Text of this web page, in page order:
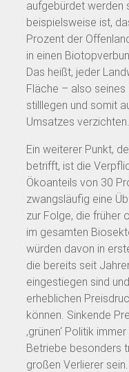
aufgebürdet werden
beispielsweise ist,
Prozent der
in einen
Das heißt, jeder
Fläche – also
stilllegen und somit
Umsatzes verzichten.
Ein weiterer Punkt,
betrifft, ist die
Ökoanteils von 30
zwangsläufig eine
zur Folge, die früher
im gesamten
würden davon in
die bereits seit
eingestiegen sind
erheblichen
können. Sinkende
‚grünen‘ Politik
Betriebe besonders
großen Verlierer